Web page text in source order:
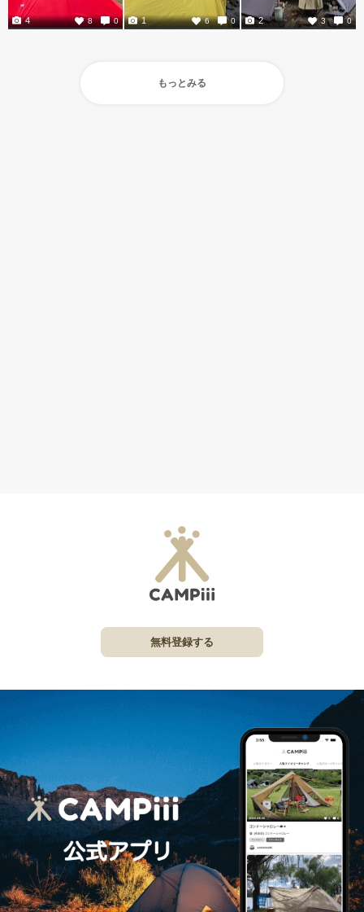
8 0
4 6 0
1 3 0
2
もっとみる
無料登録する